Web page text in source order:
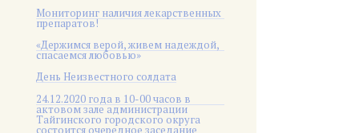
Мониторинг наличия лекарственных
препаратов!
«Держимся верой, живем надеждой,
спасаемся любовью»
День Неизвестного солдата
24.12.2020 года в 10-00 часов в
актовом зале администрации
Тайгинского городского округа
состоится очередное заседание